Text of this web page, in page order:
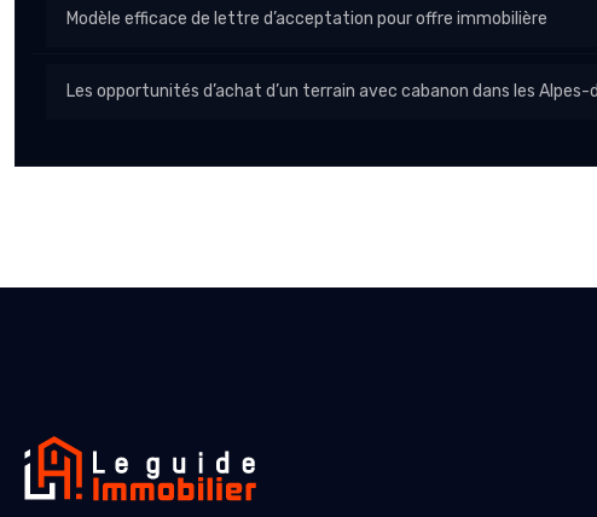
Modèle efficace de lettre d’acceptation pour offre immobilière
Les opportunités d’achat d’un terrain avec cabanon dans les